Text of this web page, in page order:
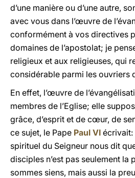
d’une manière ou d’une autre,
avec vous dans l’œuvre de
conformément à vos directives
domaines de l’apostolat; je
religieux et aux religieuses, qui
considérable parmi les ouvriers
En effet, l’œuvre de
membres de l’Eglise; elle
grâce, d’esprit et de cœur, de
ce sujet, le Pape Paul VI écrivait:
spirituel du Seigneur nous dit
disciples n’est pas seulement la
sommes siens, mais aussi la